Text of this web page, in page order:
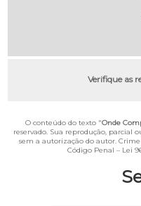
Verifique as
O conteúdo do texto "Onde
reservado. Sua reprodução, parcial
sem a autorização do autor.
Código Penal – Lei